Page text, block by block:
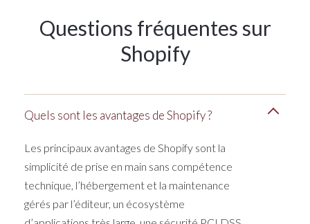
Questions fréquentes sur
Shopify
Quels sont les avantages de Shopify ?
Les principaux avantages de Shopify sont la
simplicité de prise en main sans compétence
technique, l’hébergement et la maintenance
gérés par l’éditeur, un écosystème